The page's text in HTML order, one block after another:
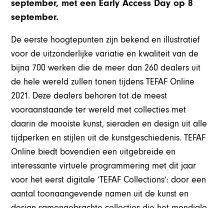
september, met een Early Access Day op 8
september.
De eerste hoogtepunten zijn bekend en illustratief
voor de uitzonderlijke variatie en kwaliteit van de
bijna 700 werken die de meer dan 260 dealers uit
de hele wereld zullen tonen tijdens TEFAF Online
2021. Deze dealers behoren tot de meest
vooraanstaande ter wereld met collecties met
daarin de mooiste kunst, sieraden en design uit alle
tijdperken en stijlen uit de kunstgeschiedenis. TEFAF
Online biedt bovendien een uitgebreide en
interessante virtuele programmering met dit jaar
voor het eerst digitale ‘TEFAF Collections’: door een
aantal toonaangevende namen uit de kunst en